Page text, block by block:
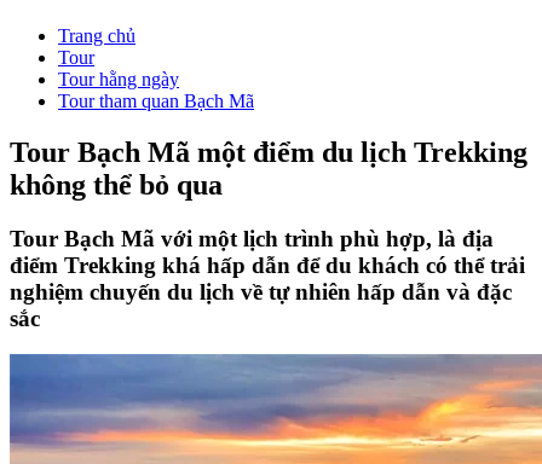
Trang chủ
Tour
Tour hằng ngày
Tour tham quan Bạch Mã
Tour Bạch Mã một điểm du lịch Trekking
không thể bỏ qua
Tour Bạch Mã với một lịch trình phù hợp, là địa
điểm Trekking khá hấp dẫn để du khách có thể trải
nghiệm chuyến du lịch về tự nhiên hấp dẫn và đặc
sắc